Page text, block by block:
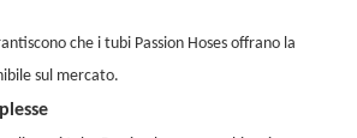
che i tubi Passion Hoses offrano la
sul mercato.